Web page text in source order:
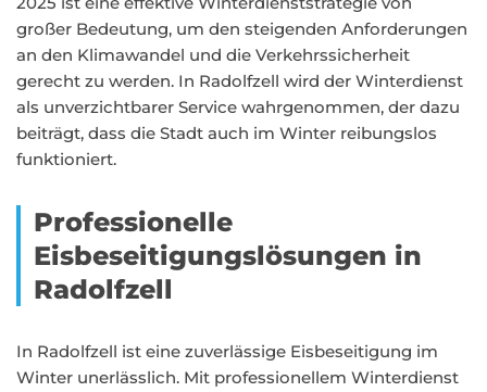
großer Bedeutung, um den steigenden Anforderungen
an den Klimawandel und die Verkehrssicherheit
gerecht zu werden. In Radolfzell wird der Winterdienst
als unverzichtbarer Service wahrgenommen, der dazu
beiträgt, dass die Stadt auch im Winter reibungslos
funktioniert.
Professionelle
Eisbeseitigungslösungen in
Radolfzell
In Radolfzell ist eine zuverlässige Eisbeseitigung im
Winter unerlässlich. Mit professionellem Winterdienst